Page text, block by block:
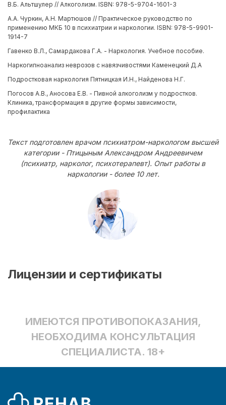
В.Б. Альтшулер // Алкоголизм. ISBN: 978-5-9704-1601-3
А.А. Чуркин, А.Н. Мартюшов // Практическое руководство по
применению МКБ 10 в психиатрии и наркологии. ISBN: 978-5-9901-
1914-7
Гавенко В.Л., Самардакова Г.А. - Наркология. Учебное пособие.
Наркогипноанализ неврозов с навязчивостями Каменецкий Д.А
Подростковая наркология Пятницкая И.Н., Найденова Н.Г.
Погосов А.В., Аносова Е.В. - Пивной алкоголизм у подростков.
Клиника, трансформация в другие формы зависимости,
профилактика
Текст подготовлен врачом психиатром-наркологом высшей
категории - Птицыным Александром Андреевичем
(психиатр, нарколог, психотерапевт). Опыт работы в
наркологии - более 10 лет.
Лицензии и сертификаты
ИМЕЮТСЯ ПРОТИВОПОКАЗАНИЯ,
НЕОБХОДИМА КОНСУЛЬТАЦИЯ
СПЕЦИАЛИСТА. 18+